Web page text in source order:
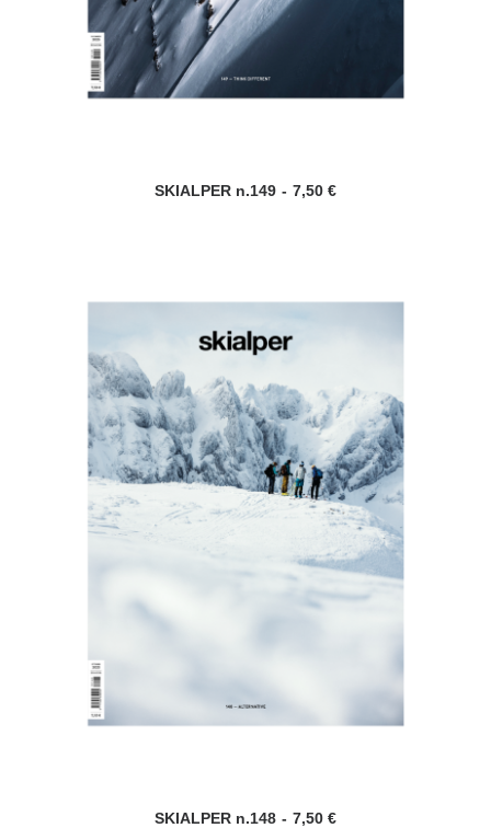
SKIALPER n.149 7,50 €
SKIALPER n.148 7,50 €